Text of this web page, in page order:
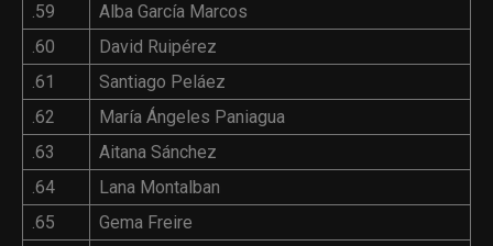
.59
Alba García Marcos
.60
David Ruipérez
.61
Santiago Peláez
.62
María Ángeles Paniagua
.63
Aitana Sánchez
.64
Lana Montalban
.65
Gema Freire